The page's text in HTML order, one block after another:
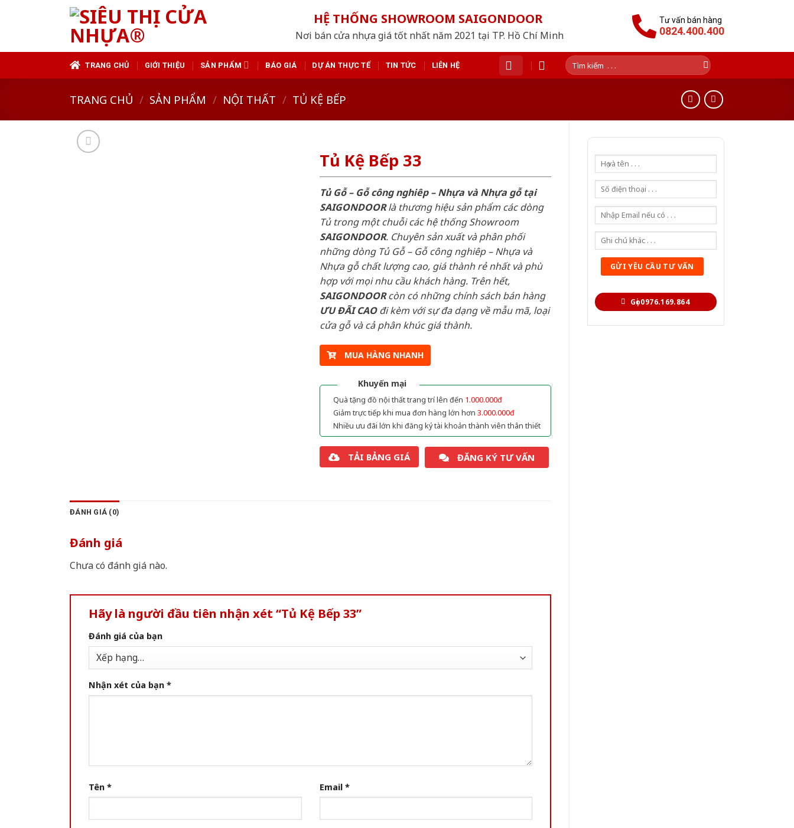
HỆ THỐNG SHOWROOM SAIGONDOOR
Nơi bán cửa nhựa giá tốt nhất năm 2021 tại TP. Hồ Chí Minh
Tư vấn bán hàng
0824.400.400
TRANG CHỦ GIỚI THIỆU SẢN PHẨM BÁO GIÁ DỰ ÁN THỰC TẾ TIN TỨC LIÊN HỆ
Tìm
kiếm:
TRANG CHỦ / SẢN PHẨM / NỘI THẤT / TỦ KỆ BẾP
Gọi 0976.169.864
Tủ Kệ Bếp 33
Tủ Gỗ – Gỗ công nghiêp – Nhựa và Nhựa gỗ tại
SAIGONDOORlà thương hiệu sản phẩm các dòng
Tủ trong một chuỗi các hệ thống Showroom
SAIGONDOOR. Chuyên sản xuất và phân phối
những dòng Tủ Gỗ – Gỗ công nghiêp – Nhựa và
Nhựa gỗ chất lượng cao, giá thành rẻ nhất và phù
hợp với mọi nhu cầu khách hàng. Trên hết,
SAIGONDOORcòn có những chính sách bán hàng
ƯU ĐÃI CAOđi kèm với sự đa dạng về mẫu mã, loại
cửa gỗ và cả phân khúc giá thành.
MUA HÀNG NHANH
Khuyến mại
Quà tặng đồ nội thất trang trí lên đến 1.000.000đ
Giảm trực tiếp khi mua đơn hàng lớn hơn 3.000.000đ
Nhiều ưu đãi lớn khi đăng ký tài khoản thành viên thân thiết
TẢI BẢNG GIÁ ĐĂNG KÝ TƯ VẤN
ĐÁNH GIÁ (0)
Đánh giá
Chưa có đánh giá nào.
Hãy là người đầu tiên nhận xét “Tủ Kệ Bếp 33”
Đánh giá của bạn
Nhận xét của bạn *
Tên * Email *